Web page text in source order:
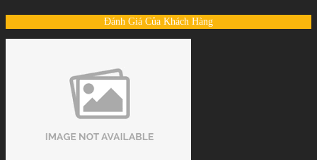
Đánh Giá Của Khách Hàng